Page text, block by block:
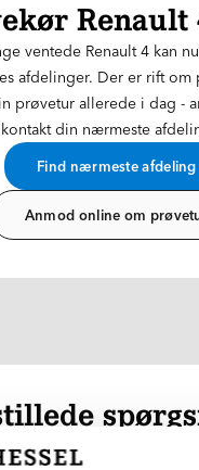
Renault
ventede Renault 4 kan
afdelinger. Der er rift om
prøvetur allerede i dag -
din nærmeste
Find nærmeste afdeling
Anmod online om
4